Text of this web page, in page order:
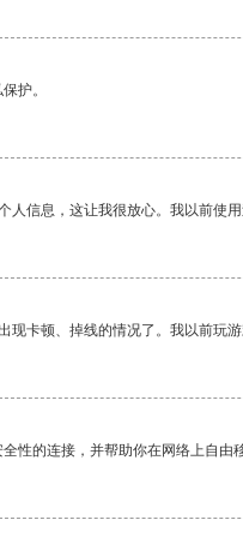
护。
信息，这让我很放心。我以前使
卡顿、掉线的情况了。我以前玩
性的连接，并帮助你在网络上自由移